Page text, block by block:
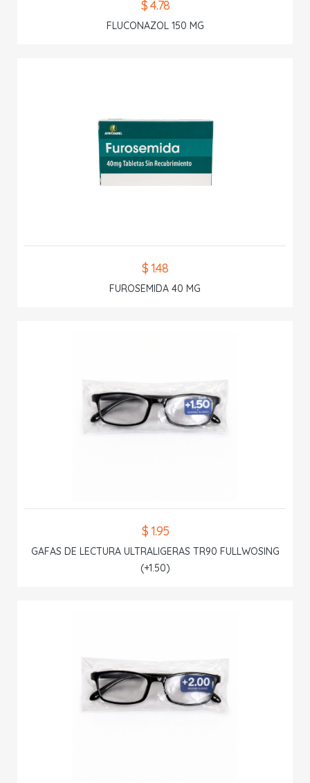
$ 4.78
FLUCONAZOL 150 MG
$ 1.48
FUROSEMIDA 40 MG
$ 1.95
GAFAS DE LECTURA ULTRALIGERAS TR90 FULLWOSING
(+1.50)